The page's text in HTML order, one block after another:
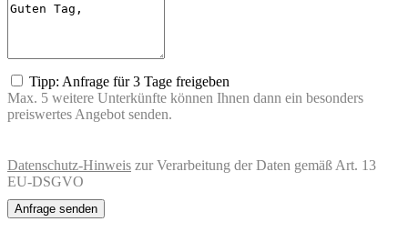
Tipp: Anfrage für 3 Tage freigeben
Max. 5 weitere Unterkünfte können Ihnen dann ein besonders
preiswertes Angebot senden.
Datenschutz-Hinweis zur Verarbeitung der Daten gemäß Art. 13
EU-DSGVO